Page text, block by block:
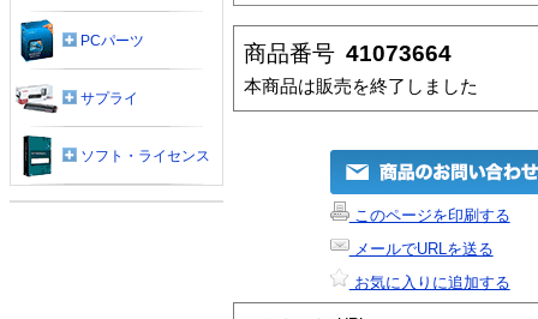
商品番号 41073664
本商品は販売を終了しました
このページを印刷する
メールでURLを送る
お気に入りに追加する
PCパーツ
サプライ
ソフト・ライセンス